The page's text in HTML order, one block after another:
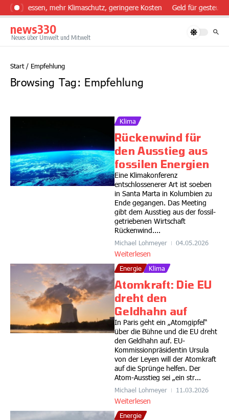
Zum Inhalt springen
essen, mehr Klimaschutz, geringere Kosten Geld für
news330
Neues über Umwelt und Mitwelt
Start/ Empfehlung
Browsing Tag: Empfehlung
Klima
Rückenwind für
den Ausstieg aus
fossilen Energien
Eine Klimakonferenz
entschlossenerer Art ist soeben
in Santa Marta in Kolumbien zu
Ende gegangen. Das Meeting
gibt dem Ausstieg aus der fossil-
getriebenen Wirtschaft
Rückenwind....
Michael Lohmeyer 04.05.2026
Weiterlesen
Energie Klima
Atomkraft: Die EU
dreht den
Geldhahn auf
In Paris geht ein „Atomgipfel“
über die Bühne und die EU dreht
den Geldhahn auf. EU-
Kommissionpräsidentin Ursula
von der Leyen will der Atomkraft
auf die Sprünge helfen. Der
Atom-Ausstieg sei „ein str...
Michael Lohmeyer 11.03.2026
Weiterlesen
Energie